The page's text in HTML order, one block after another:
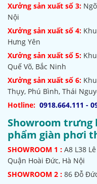
Xưởng sản xuất số 3:
Nội
Xưởng sản xuất số 4:
Hưng Yên
Xưởng sản xuất số 5:
Quế Võ, Bắc Ninh
Xưởng sản xuất số 6:
Thụy, Phú Bình, Thái
Hotline: 0918.664.111 -
Showroom trưng
phẩm giàn phơi
SHOWROOM 1 : A8 L38
Quận Hoài Đức, Hà Nội
SHOWROOM 2 : 86 Đỗ